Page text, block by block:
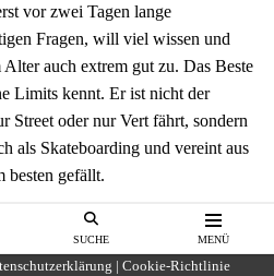
SUCHE MENÜ
vor zwei Tagen lange
Fragen, will viel wissen und
auch extrem gut zu. Das Beste
Limits kennt. Er ist nicht der
Street oder nur Vert fährt, sondern
als Skateboarding und vereint aus
besten gefällt.
| Cookie-Richtlinie